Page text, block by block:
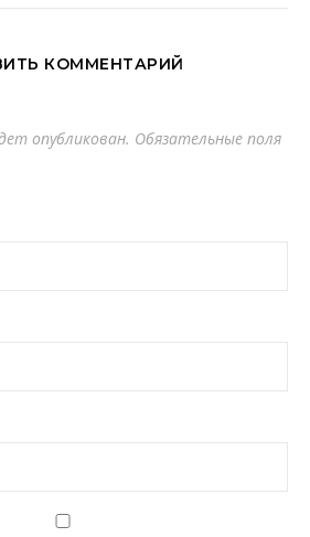
КОММЕНТАРИЙ
опубликован. Обязательные поля